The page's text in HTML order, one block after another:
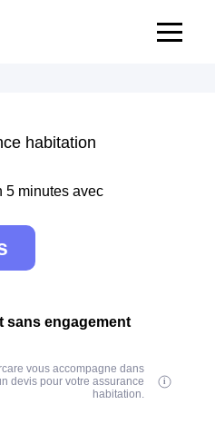
habitation
5 minutes avec
sans engagement
vous accompagne dans
devis pour votre assurance
habitation.